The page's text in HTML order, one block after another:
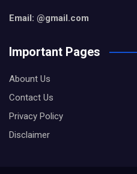
Email: @gmail.com
Important Pages
Abount Us
Contact Us
Privacy Policy
Disclaimer